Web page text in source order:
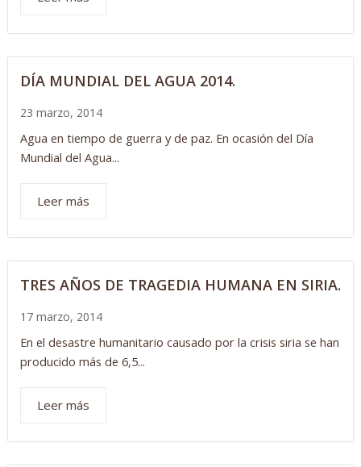
DÍA MUNDIAL DEL AGUA 2014.
23 marzo, 2014
Agua en tiempo de guerra y de paz. En ocasión del Día
Mundial del Agua...
Leer más
TRES AÑOS DE TRAGEDIA HUMANA EN SIRIA.
17 marzo, 2014
En el desastre humanitario causado por la crisis siria se han
producido más de 6,5...
Leer más